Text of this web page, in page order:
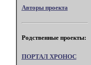
Авторы проекта
Родственные проекты:
ПОРТАЛ XPOHOC